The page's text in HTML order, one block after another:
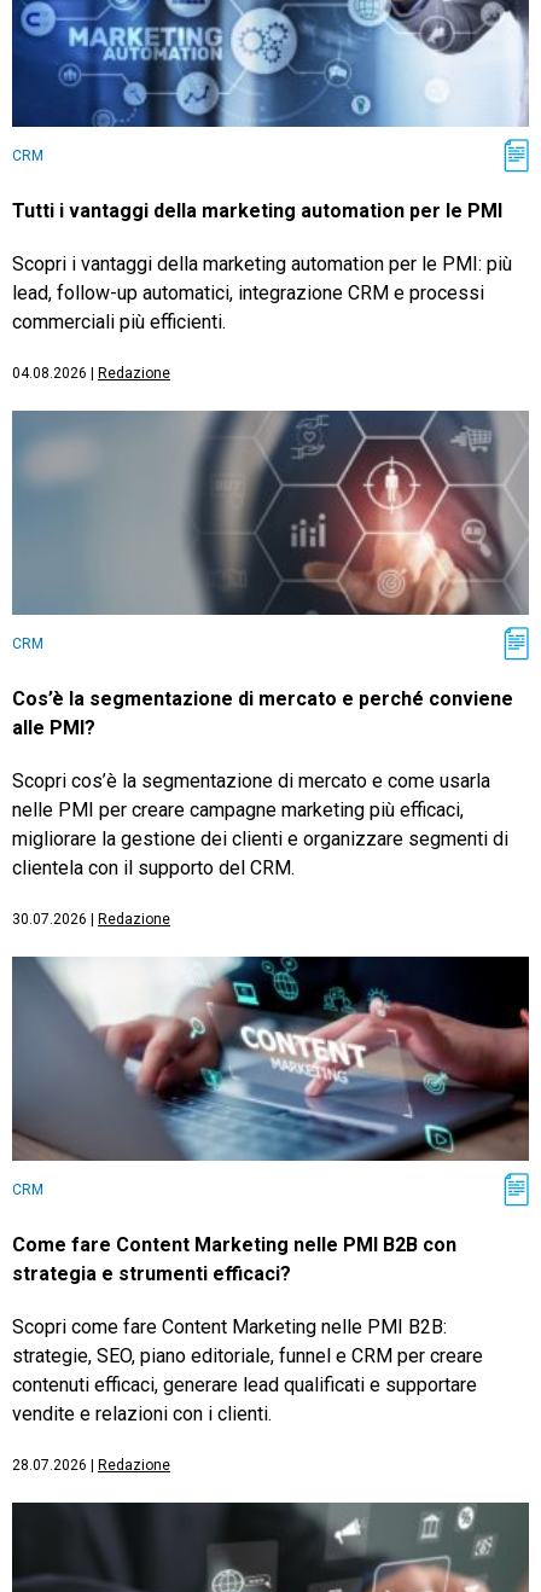
CRM
Tutti i vantaggi della marketing automation per le PMI
Scopri i vantaggi della marketing automation per le PMI: più
lead, follow-up automatici, integrazione CRM e processi
commerciali più efficienti.
04.08.2026 Redazione
CRM
Cos’è la segmentazione di mercato e perché conviene
alle PMI?
Scopri cos’è la segmentazione di mercato e come usarla
nelle PMI per creare campagne marketing più efficaci,
migliorare la gestione dei clienti e organizzare segmenti di
clientela con il supporto del CRM.
30.07.2026 Redazione
CRM
Come fare Content Marketing nelle PMI B2B con
strategia e strumenti efficaci?
Scopri come fare Content Marketing nelle PMI B2B:
strategie, SEO, piano editoriale, funnel e CRM per creare
contenuti efficaci, generare lead qualificati e supportare
vendite e relazioni con i clienti.
28.07.2026 Redazione